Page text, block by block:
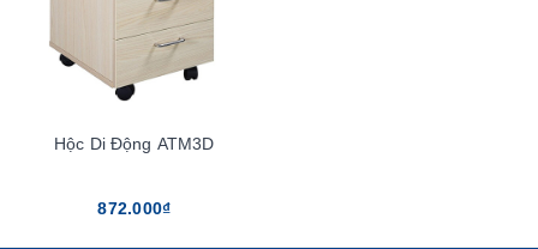
Hộc Di Động ATM3D
872.000₫